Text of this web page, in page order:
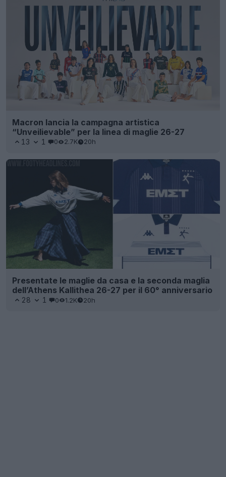
Macron lancia la campagna artistica
“Unveilievable” per la linea di maglie 26-27
13 1 0 2.7K 20h
Presentate le maglie da casa e la seconda maglia
dell’Athens Kallithea 26-27 per il 60° anniversario
28 1 0 1.2K 20h